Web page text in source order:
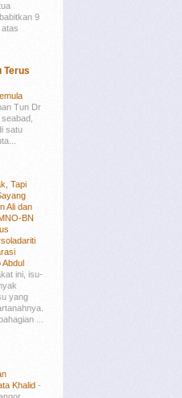
9
Terus
Tun Dr
satu
Tapi
Ali dan
BN
Abdul
ini, isu-
yang
...
Khalid -